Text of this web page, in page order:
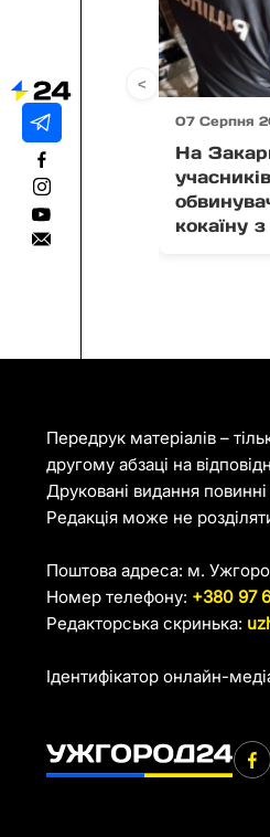
07 Серпня
На
кокаїну
<
Передрук матеріалів –
другому абзаці на
Друковані видання
Редакція може не
Поштова адреса: м.
Номер телефону: +380 97
Редакторська скринька:
Ідентифікатор онлайн-